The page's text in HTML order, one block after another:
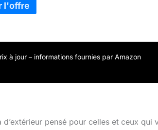
Polyvalence : de la pizza cuite à la
rôtis, poissons et viandes, le Koda 16
Convient pour la France : cette version
à jour – informations fournies par Amazon
pensé pour celles et ceux qui